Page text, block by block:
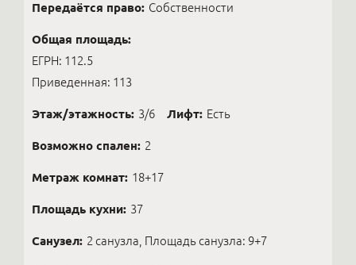
Передаётся право: Собственности
Общая площадь:
ЕГРН: 112.5
Приведенная: 113
Этаж/этажность: 3/6 Лифт: Есть
Возможно спален: 2
Метраж комнат: 18+17
Площадь кухни: 37
Санузел: 2 санузла, Площадь санузла: 9+7